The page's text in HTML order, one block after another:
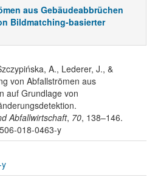
aus Gebäudeabbrüchen
Bildmatching-basierter
A., Lederer, J., &
von Abfallströmen aus
auf Grundlage von
Abfallwirtschaft, 70, 138–146.
018-0463-y